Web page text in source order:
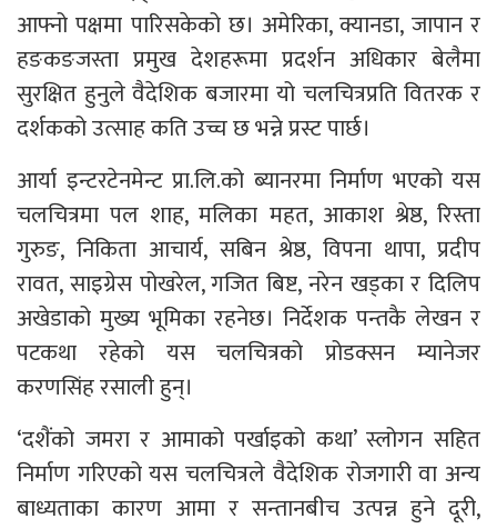
आफ्नो पक्षमा पारिसकेको छ। अमेरिका, क्यानडा, जापान र
हङकङजस्ता प्रमुख देशहरूमा प्रदर्शन अधिकार बेलैमा
सुरक्षित हुनुले वैदेशिक बजारमा यो चलचित्रप्रति वितरक र
दर्शकको उत्साह कति उच्च छ भन्ने प्रस्ट पार्छ।
आर्या इन्टरटेनमेन्ट प्रा.लि.को ब्यानरमा निर्माण भएको यस
चलचित्रमा पल शाह, मलिका महत, आकाश श्रेष्ठ, रिस्ता
गुरुङ, निकिता आचार्य, सबिन श्रेष्ठ, विपना थापा, प्रदीप
रावत, साइग्रेस पोखरेल, गजित बिष्ट, नरेन खड्का र दिलिप
अखेडाको मुख्य भूमिका रहनेछ। निर्देशक पन्तकै लेखन र
पटकथा रहेको यस चलचित्रको प्रोडक्सन म्यानेजर
करणसिंह रसाली हुन्।
‘दशैंको जमरा र आमाको पर्खाइको कथा’ स्लोगन सहित
निर्माण गरिएको यस चलचित्रले वैदेशिक रोजगारी वा अन्य
बाध्यताका कारण आमा र सन्तानबीच उत्पन्न हुने दूरी,